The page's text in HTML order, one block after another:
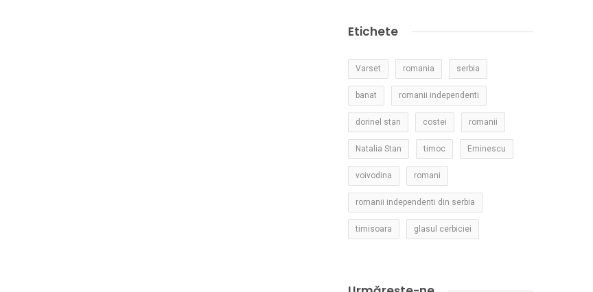
Etichete
Varset romania serbia
banat romanii independenti
dorinel stan costei romanii
Natalia Stan timoc Eminescu
voivodina romani
romanii independenti din serbia
timisoara glasul cerbiciei